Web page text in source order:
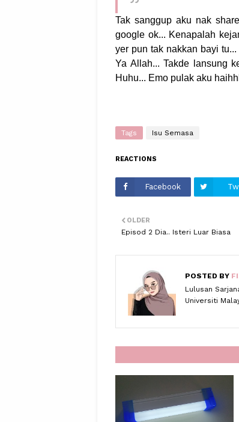
Tak sanggup aku nak
google ok... Kenapalah
yer pun tak nakkan bayi
Ya Allah... Takde lansung
Huhu... Emo pulak aku
Tags Isu Semasa
REACTIONS
Facebook
OLDER
Episod 2 Dia.. Isteri Luar Biasa
POSTED BY
Lulusan
Universiti